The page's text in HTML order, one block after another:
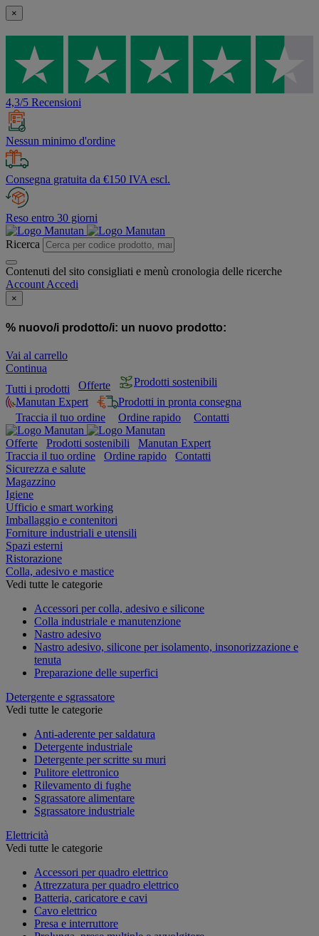
×
4,3/5 Recensioni
Nessun minimo d'ordine
Consegna gratuita da €150 IVA escl.
Reso entro 30 giorni
Ricerca
Contenuti del sito consigliati e menù cronologia delle ricerche
Account Accedi
×
% nuovo/i prodotto/i: un nuovo prodotto:
Vai al carrello
Continua
Tutti i prodotti
Offerte
Prodotti sostenibili
Manutan Expert
Prodotti in pronta consegna
Traccia il tuo ordine
Ordine rapido Contatti
Offerte Prodotti sostenibili
Manutan Expert
Traccia il tuo ordine
Ordine rapido
Contatti
Sicurezza e salute
Magazzino
Igiene
Ufficio e smart working
Imballaggio e contenitori
Forniture industriali e utensili
Spazi esterni
Ristorazione
Colla, adesivo e mastice
Vedi tutte le categorie
Accessori per colla, adesivo e silicone
Colla industriale e manutenzione
Nastro adesivo
Nastro adesivo, silicone per isolamento, insonorizzazione e
tenuta
Preparazione delle superfici
Detergente e sgrassatore
Vedi tutte le categorie
Anti-aderente per saldatura
Detergente industriale
Detergente per scritte su muri
Pulitore elettronico
Rilevamento di fughe
Sgrassatore alimentare
Sgrassatore industriale
Elettricità
Vedi tutte le categorie
Accessori per quadro elettrico
Attrezzatura per quadro elettrico
Batteria, caricatore e cavi
Cavo elettrico
Presa e interruttore